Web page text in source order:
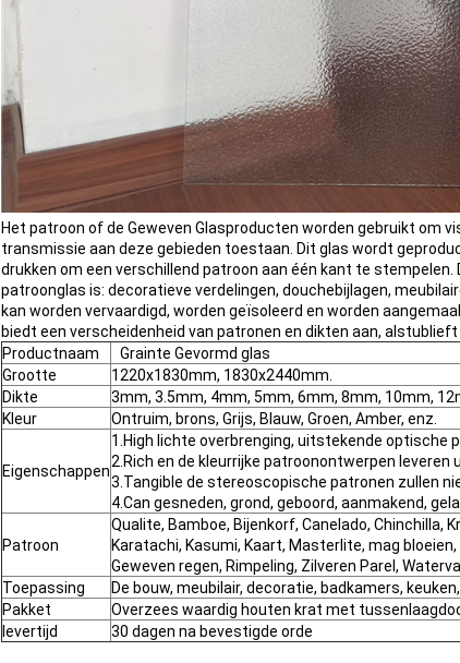
Het patroon of de Geweven Glasproducten worden gebruikt om
transmissie aan deze gebieden toestaan. Dit glas wordt
drukken om een verschillend patroon aan één kant te
patroonglas is: decoratieve verdelingen, douchebijlagen,
kan worden vervaardigd, worden geïsoleerd en worden
biedt een verscheidenheid van patronen en dikten aan,
Productnaam
Grainte Gevormd glas
Grootte
1220x1830mm, 1830x2440mm.
Dikte
3mm, 3.5mm, 4mm, 5mm, 6mm, 8mm, 10mm,
Kleur
Ontruim, brons, Grijs, Blauw, Groen, Amber, enz.
Eigenschappen
1.High lichte overbrenging, uitstekende optische
2.Rich en de kleurrijke patroonontwerpen leveren
3.Tangible de stereoscopische patronen zullen
4.Can gesneden, grond, geboord, aanmakend,
Patroon
Qualite, Bamboe, Bijenkorf, Canelado, Chinchilla,
Karatachi, Kasumi, Kaart, Masterlite, mag
Geweven regen, Rimpeling, Zilveren Parel,
Toepassing
De bouw, meubilair, decoratie, badkamers, keuken,
Pakket
Overzees waardig houten krat met
levertijd
30 dagen na bevestigde orde